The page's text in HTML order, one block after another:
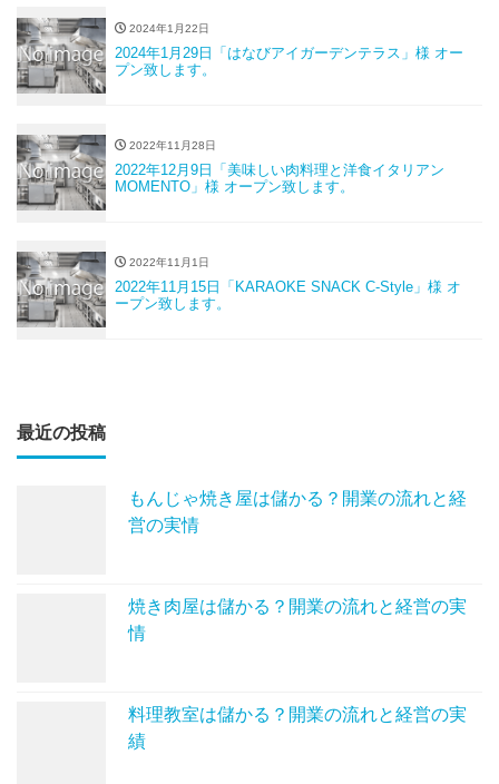
2024年1月22日
2024年1月29日「はなびアイガーデンテラス」様 オー
プン致します。
2022年11月28日
2022年12月9日「美味しい肉料理と洋食イタリアン
MOMENTO」様 オープン致します。
2022年11月1日
2022年11月15日「KARAOKE SNACK C-Style」様 オ
ープン致します。
最近の投稿
もんじゃ焼き屋は儲かる？開業の流れと経
営の実情
焼き肉屋は儲かる？開業の流れと経営の実
情
料理教室は儲かる？開業の流れと経営の実
績